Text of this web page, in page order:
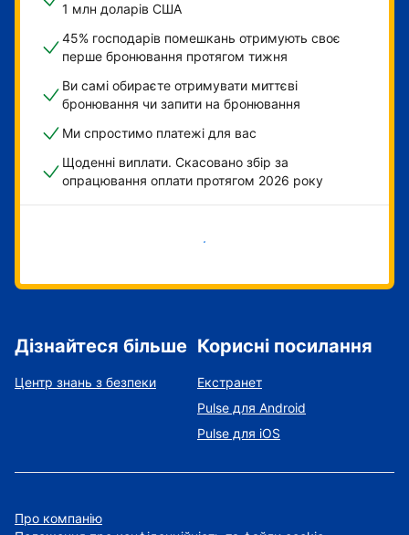
1 млн доларів США
45% господарів помешкань отримують своє
перше бронювання протягом тижня
Ви самі обираєте отримувати миттєві
бронювання чи запити на бронювання
Ми спростимо платежі для вас
Щоденні виплати. Скасовано збір за
опрацювання оплати протягом 2026 року
Розпочати зараз
Дізнайтеся більше
Центр знань з безпеки
Корисні посилання
Екстранет
Pulse для Android
Pulse для iOS
Про компанію